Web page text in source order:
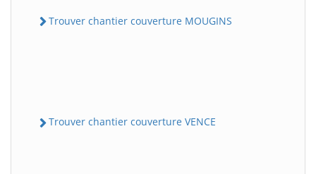
Trouver chantier couverture MOUGINS
Trouver chantier couverture VENCE